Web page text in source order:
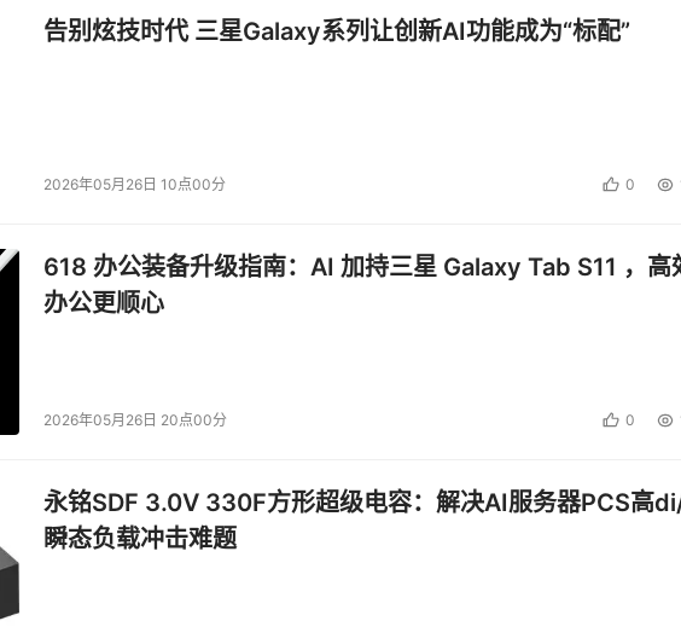
化可用性使用经济高效的磁盘阵列（如 FC SATA）作为主数据中心内的近线
恢复点目标；提供快速恢复，实现恢复时间目标；并为生产服务器提供备份加速
外故障时提供保障使用经济高效的磁盘阵列（如 FC SATA）作为 DR 站点
告别炫技时代 三星Galaxy系列让创新AI功能成为“标配”
2026年05月26日 10点00分 0
618 办公装备升级指南：AI 加持三星 Galaxy Tab S11 ，高
办公更顺心
2026年05月26日 20点00分 0
永铭SDF 3.0V 330F方形超级电容：解决AI服务器PCS高
瞬态负载冲击难题